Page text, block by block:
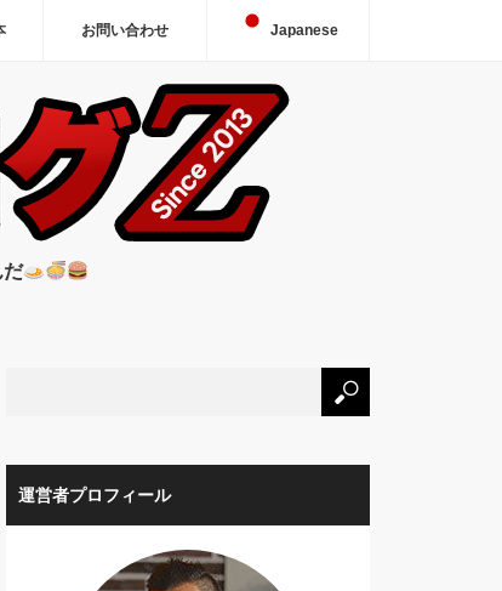
お問い合わせ Japanese
運営者プロフィール